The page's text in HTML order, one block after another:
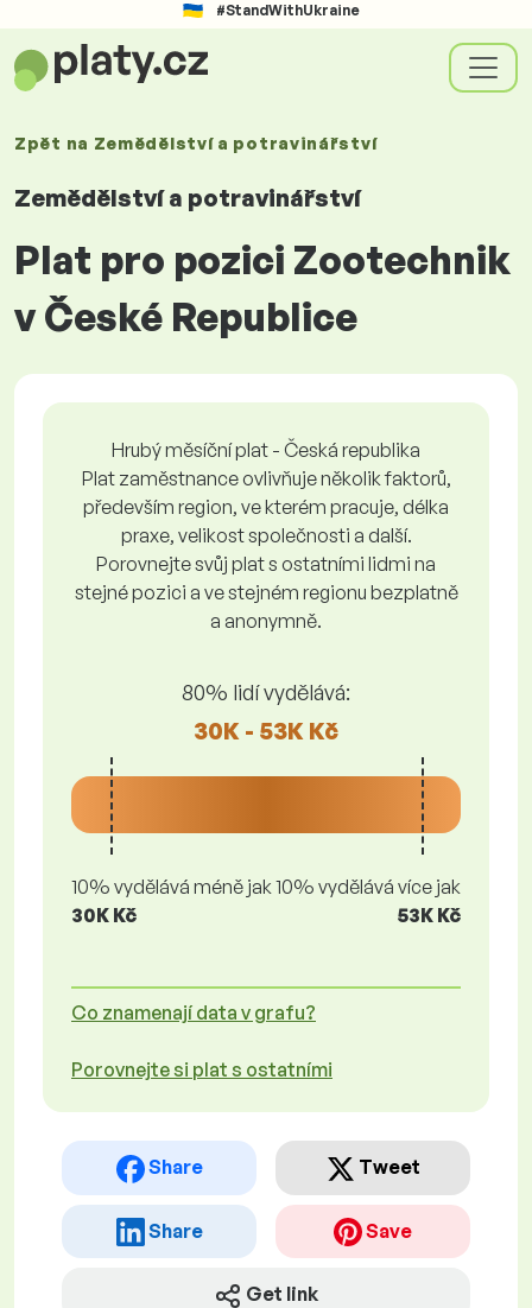
#StandWithUkraine
Zpět na Zemědělství a potravinářství
Zemědělství a potravinářství
Plat pro pozici Zootechnik
v České Republice
Hrubý měsíční plat - Česká republika
Plat zaměstnance ovlivňuje několik faktorů,
především region, ve kterém pracuje, délka
praxe, velikost společnosti a další.
Porovnejte svůj plat s ostatními lidmi na
stejné pozici a ve stejném regionu bezplatně
a anonymně.
80% lidí vydělává:
30K - 53K Kč
10% vydělává méně jak
30K Kč
10% vydělává více jak
53K Kč
Co znamenají data v grafu?
Porovnejte si plat s ostatními
Share Tweet
Share Save
Get link